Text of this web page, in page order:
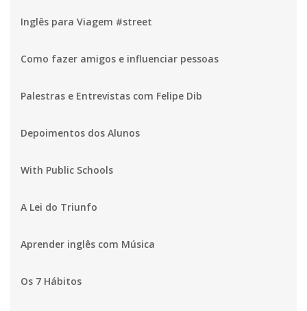
Inglês para Viagem #street
Como fazer amigos e influenciar pessoas
Palestras e Entrevistas com Felipe Dib
Depoimentos dos Alunos
With Public Schools
A Lei do Triunfo
Aprender inglês com Música
Os 7 Hábitos